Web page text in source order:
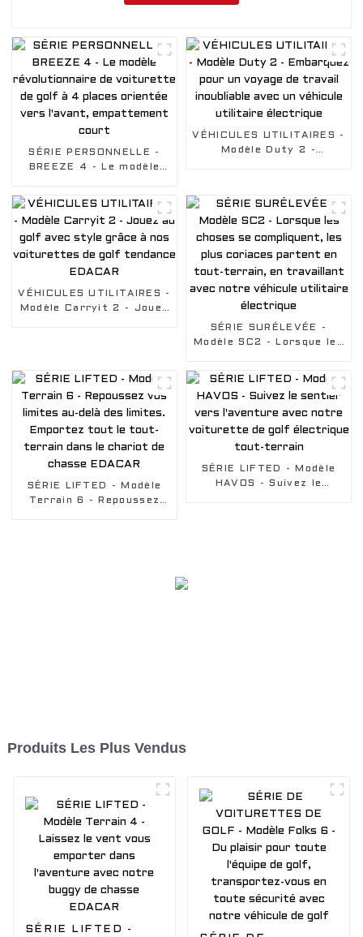
SÉRIE PERSONNELLE -
BREEZE 4 - Le modèle
voiturette de golf à 4
l'avant, empattement
court
VÉHICULES UTILITAIRES -
Modèle Duty 2 -
véhicule utilitaire
électrique
VÉHICULES UTILITAIRES -
Modèle Carryit 2 - Jouez
SÉRIE SURÉLEVÉE -
Modèle SC2 - Lorsque les
les plus coriaces partent
travaillant avec notre
véhicule utilitaire
électrique
SÉRIE LIFTED - Modèle
Terrain 6 - Repoussez
SÉRIE LIFTED - Modèle
HAVOS - Suivez le
Produits Les Plus Vendus
SÉRIE LIFTED -